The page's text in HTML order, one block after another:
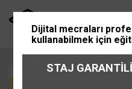
Dijital mecraları
kullanabilmek için
STAJ GARANTİLİ